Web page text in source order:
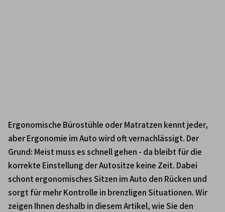
Ergonomische Bürostühle oder Matratzen kennt jeder,
aber Ergonomie im Auto wird oft vernachlässigt. Der
Grund: Meist muss es schnell gehen - da bleibt für die
korrekte Einstellung der Autositze keine Zeit. Dabei
schont ergonomisches Sitzen im Auto den Rücken und
sorgt für mehr Kontrolle in brenzligen Situationen. Wir
zeigen Ihnen deshalb in diesem Artikel, wie Sie den